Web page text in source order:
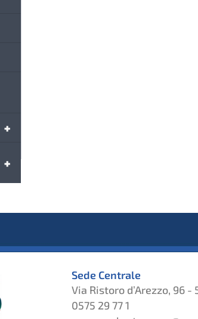
+
+
Sede Centrale
Via Ristoro d’Arezzo, 96 -
0575 29 77 1